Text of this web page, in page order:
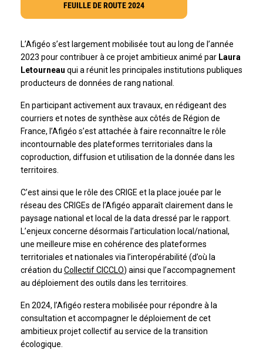
FEUILLE DE ROUTE 2024
L’Afigéo s’est largement mobilisée tout au long de l’année
2023 pour contribuer à ce projet ambitieux animé par Laura
Letourneau qui a réunit les principales institutions publiques
producteurs de données de rang national.
En participant activement aux travaux, en rédigeant des
courriers et notes de synthèse aux côtés de Région de
France, l’Afigéo s’est attachée à faire reconnaître le rôle
incontournable des plateformes territoriales dans la
coproduction, diffusion et utilisation de la donnée dans les
territoires.
C’est ainsi que le rôle des CRIGE et la place jouée par le
réseau des CRIGEs de l’Afigéo apparaît clairement dans le
paysage national et local de la data dressé par le rapport.
L’enjeux concerne désormais l’articulation local/national,
une meilleure mise en cohérence des plateformes
territoriales et nationales via l’interopérabilité (d’où la
création du Collectif CICCLO) ainsi que l’accompagnement
au déploiement des outils dans les territoires.
En 2024, l’Afigéo restera mobilisée pour répondre à la
consultation et accompagner le déploiement de cet
ambitieux projet collectif au service de la transition
écologique.